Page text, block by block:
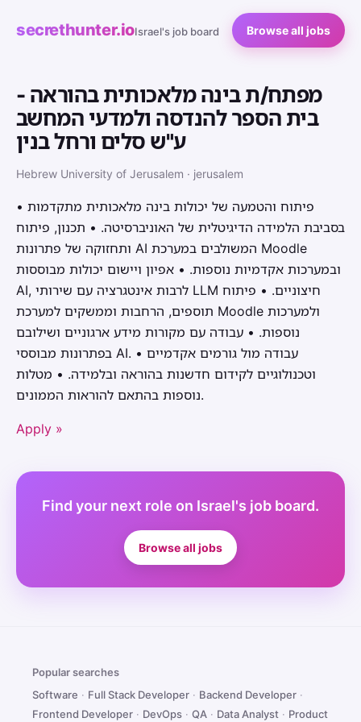
secrethunter.ioIsrael's job board Browse all jobs
מפתח/ת בינה מלאכותית בהוראה -
בית הספר להנדסה ולמדעי המחשב
ע"ש סלים ורחל בנין
Hebrew University of Jerusalem · jerusalem
• פיתוח והטמעה של יכולות בינה מלאכותית מתקדמות
בסביבת הלמידה הדיגיטלית של האוניברסיטה. • תכנון, פיתוח
ותחזוקה של פתרונות AI המשולבים במערכת Moodle
ובמערכות אקדמיות נוספות. • אפיון ויישום יכולות מבוססות
AI, לרבות אינטגרציה עם שירותי LLM חיצוניים. • פיתוח
תוספים, הרחבות וממשקים למערכת Moodle ולמערכות
נוספות. • עבודה עם מקורות מידע ארגוניים ושילובם
בפתרונות מבוססי AI. • עבודה מול גורמים אקדמיים
וטכנולוגיים לקידום חדשנות בהוראה ובלמידה. • מטלות
נוספות בהתאם להוראות הממונים.
Apply »
Find your next role on Israel's job board.
Browse all jobs
Popular searches
Software · Full Stack Developer · Backend Developer ·
Frontend Developer · DevOps · QA · Data Analyst · Product